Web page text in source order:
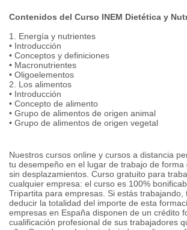
Contenidos del Curso INEM Dietética y
1. Energía y nutrientes
• Introducción
• Conceptos y definiciones
• Macronutrientes
• Oligoelementos
2. Los alimentos
• Introducción
• Concepto de alimento
• Grupo de alimentos de origen animal
• Grupo de alimentos de origen vegetal
Nuestros cursos online y cursos a distancia
tu desempeño en el lugar de trabajo de forma
sin desplazamientos. Curso gratuito para
cualquier empresa: el curso es 100%
Tripartita para empresas. Si estás trabajando,
deducir la totalidad del importe de esta
empresas en España disponen de un crédito
cualificación profesional de sus trabajadores